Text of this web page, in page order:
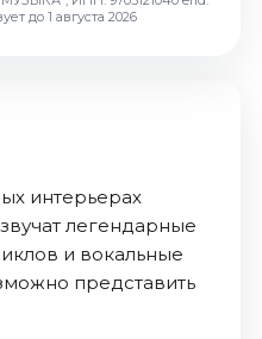
до 1 августа 2026
интерьерах
легендарные
и вокальные
представить